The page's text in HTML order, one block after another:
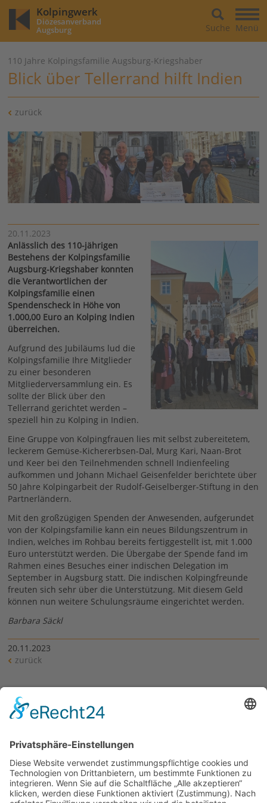
Kolpingwerk
Diözesanverband
Augsburg Menü
Suche
110 Jahre Kolpingsfamilie Augsburg-Kriegshaber
Blick über Tellerrand hilft Indien
zurück
20.11.2023
Anlässlich des 110-jährigen
Bestehens der Kolpingsfamilie
Augsburg-Kriegshaber konnten
die Verantwortlichen der
Kolpingsfamilie einen
Spendenscheck in Höhe von
1.000,00 Euro an Kolping Indien
überreichen.
Aufgrund des Jubiläums lud die
Kolpingsfamilie Ihre Mitglieder
zu einer besonderen
Mitgliederversammlung ein. Es
sollte der Blick über den
Tellerrand gerichtet werden –
speziell hin zu Kolping in Indien.
Eine Gruppe von Kolpingfrauen lies mit selbst zubereitetem,
leckerem Gemüse-Kichererbsen-Dal, Murg Kari, Naan-Brot
und Keer bei den Teilnehmenden schnell Indienfeeling
aufkommen und Johann Michael Geisenfelder berichtete über
50 Jahre Kolpingarbeit der Rudolf-Geiselberger-Stiftung in den
Partnerländern.
Mit den großzügigen Spenden der Anwesenden, aufgerundet
von der Kolpingsfamilie kann ein neues Bildungszentrum in
Indien, welches im Rohbau bereits fertiggestellt ist, mit 1.000
Euro unterstützt werden. Die Übergabe der Spende fand im
Rahmen eines Besuches einer indischen Delegation im
September in Augsburg statt. Die indischen Kolpingfreunde
freuten sich sehr über die Unterstützung. Mit diesem Geld
können nun weitere Schulungsräume eingerichtet werden.
Barbara Säckl
20.11.2023
zurück
Links